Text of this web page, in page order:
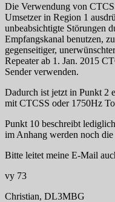
Die Verwendung von
Umsetzer in Region 1
unbeabsichtigte Störungen
Empfangskanal benutzen,
gegenseitiger,
Repeater ab 1. Jan. 2015
Sender verwenden.
Dadurch ist jetzt in Punkt 2
mit CTCSS oder 1750Hz
Punkt 10 beschreibt
im Anhang werden noch
Bitte leitet meine E-Mail
vy 73
Christian, DL3MBG